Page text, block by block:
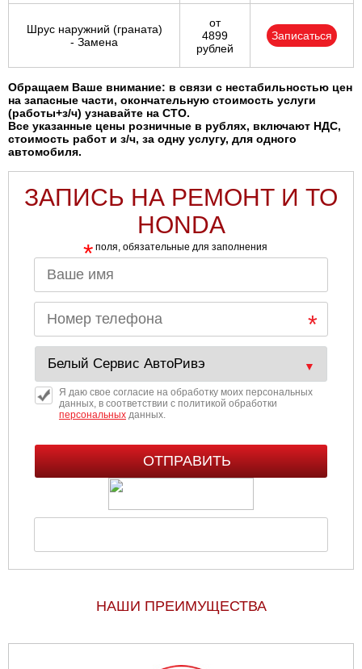
Шрус наружний (граната)
- Замена
от
4899
рублей
Записаться
Обращаем Ваше внимание: в связи с нестабильностью цен
на запасные части, окончательную стоимость услуги
(работы+з/ч) узнавайте на СТО.
Все указанные цены розничные в рублях, включают НДС,
стоимость работ и з/ч, за одну услугу, для одного
автомобиля.
ЗАПИСЬ НА РЕМОНТ И ТО
HONDA
* поля, обязательные для заполнения
Я даю свое согласие на обработку моих персональных
данных, в соответствии с политикой обработки
персональныхданных.
НАШИ ПРЕИМУЩЕСТВА